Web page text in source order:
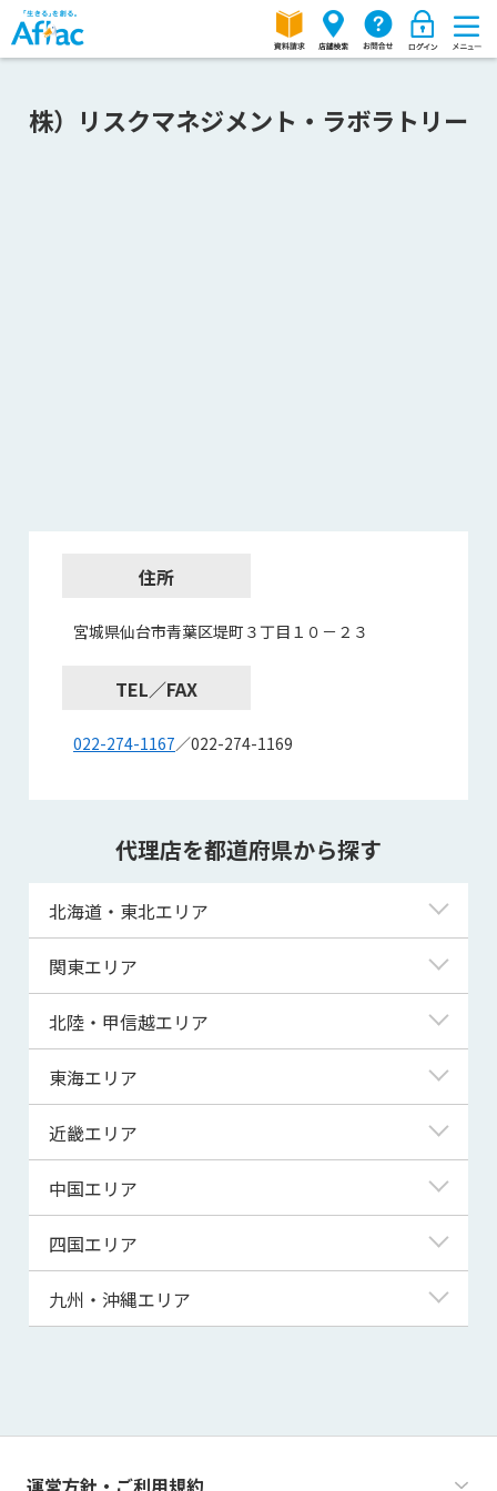
株）リスクマネジメント・ラボラトリー
住所
宮城県仙台市青葉区堤町３丁目１０－２３
TEL／FAX
022-274-1167／022-274-1169
代理店を都道府県から探す
北海道・東北エリア
北海道
青森県
宮城県
秋田県
山形県
関東エリア
東京都
神奈川県
埼玉県
千葉県
茨城県
群馬県
北陸・甲信越エリア
新潟県
富山県
福井県
山梨県
長野県
東海エリア
岐阜県
静岡県
三重県
近畿エリア
滋賀県
京都府
大阪府
兵庫県
和歌山県
中国エリア
鳥取県
島根県
山口県
四国エリア
徳島県
高知県
九州・沖縄エリア
運営方針・ご利用規約